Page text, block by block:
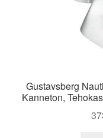
Gustavsberg
Kanneton,